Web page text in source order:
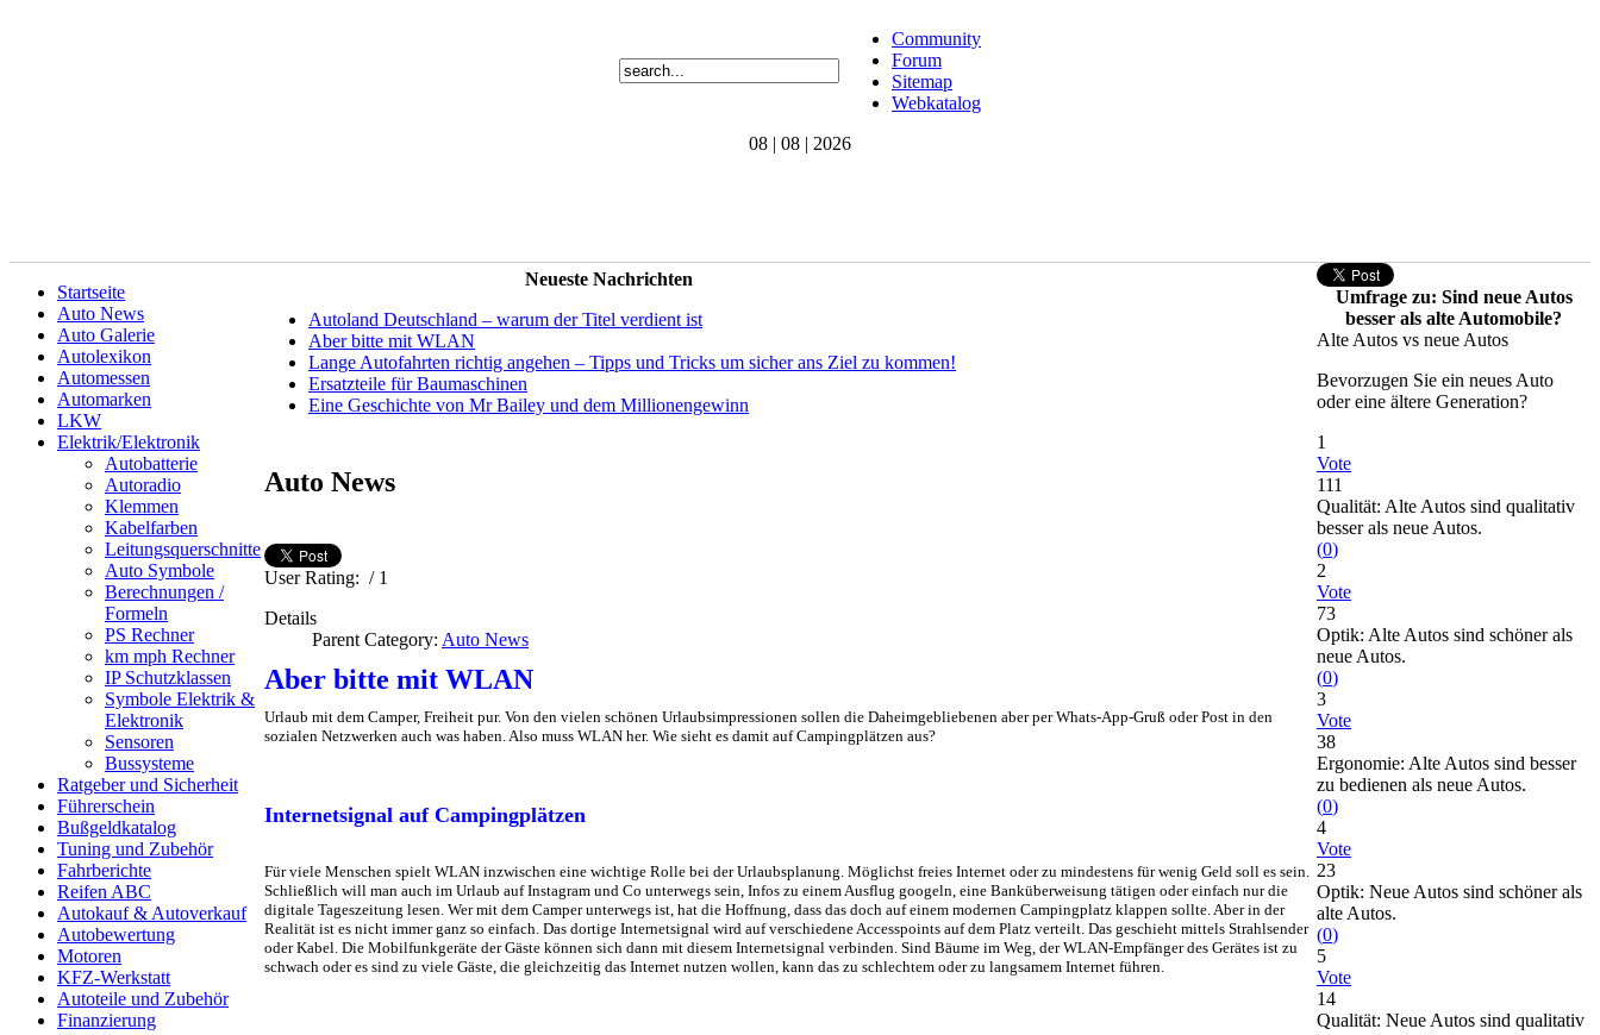
Community
Forum
Sitemap
Webkatalog
08 | 08 | 2026
Startseite
Auto News
Auto Galerie
Autolexikon
Automessen
Automarken
LKW
Elektrik/Elektronik
Autobatterie
Autoradio
Klemmen
Kabelfarben
Leitungsquerschnitte
Auto Symbole
Berechnungen /
Formeln
PS Rechner
km mph Rechner
IP Schutzklassen
Symbole Elektrik &
Elektronik
Sensoren
Bussysteme
Ratgeber und Sicherheit
Führerschein
Bußgeldkatalog
Tuning und Zubehör
Fahrberichte
Reifen ABC
Autokauf & Autoverkauf
Autobewertung
Motoren
KFZ-Werkstatt
Autoteile und Zubehör
Finanzierung
Neueste Nachrichten
Autoland Deutschland – warum der Titel verdient ist
Aber bitte mit WLAN
Lange Autofahrten richtig angehen – Tipps und Tricks um sicher ans Ziel zu kommen!
Ersatzteile für Baumaschinen
Eine Geschichte von Mr Bailey und dem Millionengewinn
Auto News
User Rating: / 1
Details
Parent Category: Auto News
Aber bitte mit WLAN
Urlaub mit dem Camper, Freiheit pur. Von den vielen schönen Urlaubsimpressionen sollen die Daheimgebliebenen aber per Whats-App-Gruß oder Post in den
sozialen Netzwerken auch was haben. Also muss WLAN her. Wie sieht es damit auf Campingplätzen aus?
Internetsignal auf Campingplätzen
Für viele Menschen spielt WLAN inzwischen eine wichtige Rolle bei der Urlaubsplanung. Möglichst freies Internet oder zu mindestens für wenig Geld soll es sein.
Schließlich will man auch im Urlaub auf Instagram und Co unterwegs sein, Infos zu einem Ausflug googeln, eine Banküberweisung tätigen oder einfach nur die
digitale Tageszeitung lesen. Wer mit dem Camper unterwegs ist, hat die Hoffnung, dass das doch auf einem modernen Campingplatz klappen sollte. Aber in der
Realität ist es nicht immer ganz so einfach. Das dortige Internetsignal wird auf verschiedene Accesspoints auf dem Platz verteilt. Das geschieht mittels Strahlsender
oder Kabel. Die Mobilfunkgeräte der Gäste können sich dann mit diesem Internetsignal verbinden. Sind Bäume im Weg, der WLAN-Empfänger des Gerätes ist zu
schwach oder es sind zu viele Gäste, die gleichzeitig das Internet nutzen wollen, kann das zu schlechtem oder zu langsamem Internet führen.
Umfrage zu: Sind neue Autos
besser als alte Automobile?
Alte Autos vs neue Autos
Bevorzugen Sie ein neues Auto
oder eine ältere Generation?
1
Vote
111
Qualität: Alte Autos sind qualitativ
besser als neue Autos.
(0)
2
Vote
73
Optik: Alte Autos sind schöner als
neue Autos.
(0)
3
Vote
38
Ergonomie: Alte Autos sind besser
zu bedienen als neue Autos.
(0)
4
Vote
23
Optik: Neue Autos sind schöner als
alte Autos.
(0)
5
Vote
14
Qualität: Neue Autos sind qualitativ